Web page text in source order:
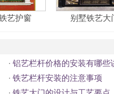
艺护窗 别墅铁艺大
· 铝艺栏杆价格的安装有哪些
· 铁艺栏杆安装的注意事项